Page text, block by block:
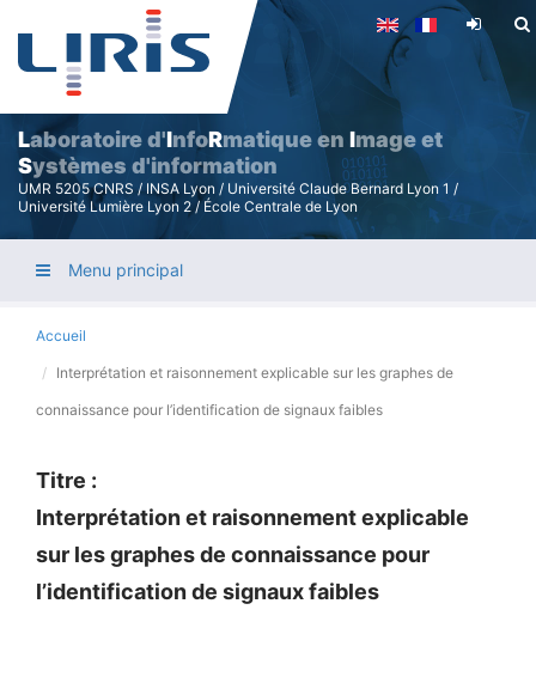
Aller
au
contenu
principal
Laboratoire d'InfoRmatique en Image et
Systèmes d'information
UMR 5205 CNRS / INSA Lyon / Université Claude Bernard Lyon 1 /
Université Lumière Lyon 2 / École Centrale de Lyon
Menu principal
Accueil
Interprétation et raisonnement explicable sur les graphes de
connaissance pour l’identification de signaux faibles
Titre :
Interprétation et raisonnement explicable
sur les graphes de connaissance pour
l’identification de signaux faibles